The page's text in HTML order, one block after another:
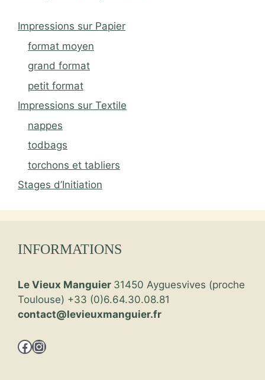
Impressions sur Papier
format moyen
grand format
petit format
Impressions sur Textile
nappes
todbags
torchons et tabliers
Stages d’Initiation
INFORMATIONS
Le Vieux Manguier 31450 Ayguesvives (proche
Toulouse) +33 (0)6.64.30.08.81
contact@levieuxmanguier.fr
Facebook
Instagram